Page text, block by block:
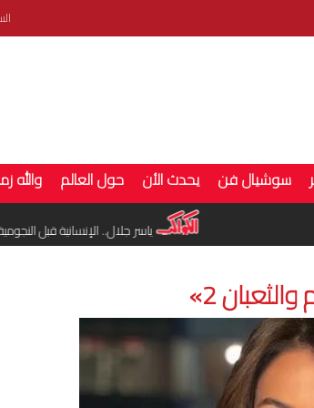
سوشيال فن يحدث الأن حول العالم والله
ياسر جلال.. الإنسانية قبل النجوميةانطلاق تصوير «فرصة سعيدة».. وعودة أحمد مكي إلى السينما
2»